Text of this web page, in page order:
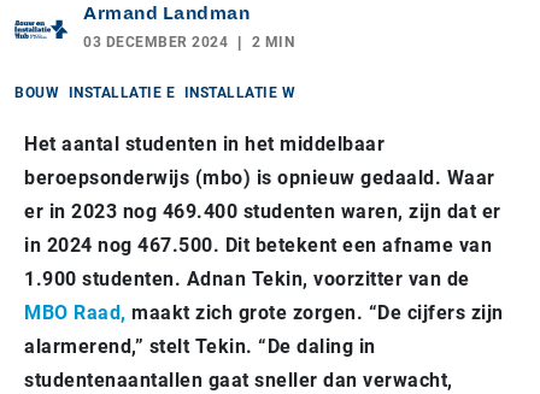
Armand Landman
03 DECEMBER 2024 2 MIN
BOUW INSTALLATIE E INSTALLATIE W
Het aantal studenten in het middelbaar
beroepsonderwijs (mbo) is opnieuw gedaald. Waar
er in 2023 nog 469.400 studenten waren, zijn dat er
in 2024 nog 467.500. Dit betekent een afname van
1.900 studenten. Adnan Tekin, voorzitter van de
MBO Raad, maakt zich grote zorgen. “De cijfers zijn
alarmerend,” stelt Tekin. “De daling in
studentenaantallen gaat sneller dan verwacht,